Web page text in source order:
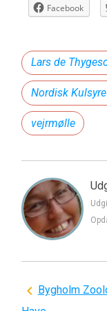
Facebook
Lars de
Nordisk
vejrmølle
Bygholm